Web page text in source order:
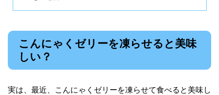
こんにゃくゼリーを凍らせると美味
しい？
実は、最近、こんにゃくゼリーを凍らせて食べると美味し